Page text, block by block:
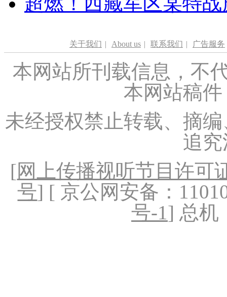
关于我们 | About us | 联系我们 | 广告服务
本网站所刊载信息，不
本网站稿
未经授权禁止转载、摘
追
[网上传播视听节目许可
号] [ 京公网安备：
号-1] 总机